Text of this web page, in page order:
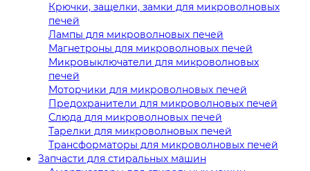
Крючки, защелки, замки для микроволновых
печей
Лампы для микроволновых печей
Магнетроны для микроволновых печей
Микровыключатели для микроволновых
печей
Моторчики для микроволновых печей
Предохранители для микроволновых печей
Слюда для микроволновых печей
Тарелки для микроволновых печей
Трансформаторы для микроволновых печей
Запчасти для стиральных машин